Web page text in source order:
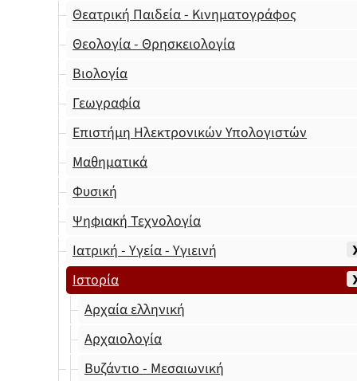
Θεατρική Παιδεία - Κινηματογράφος
Θεολογία - Θρησκειολογία
Βιολογία
Γεωγραφία
Επιστήμη Ηλεκτρονικών Υπολογιστών
Μαθηματικά
Φυσική
Ψηφιακή Τεχνολογία
Ιατρική - Υγεία - Υγιεινή
Ιστορία
Αρχαία ελληνική
Αρχαιολογία
Βυζάντιο - Μεσαιωνική